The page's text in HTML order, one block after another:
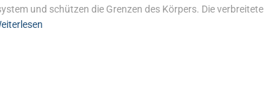
und schützen die Grenzen des Körpers. Die verbreitete